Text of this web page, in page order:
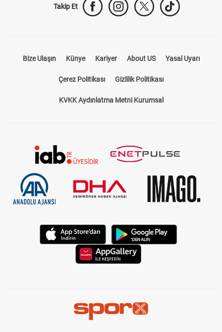
Takip Et
Bize Ulaşın Künye Kariyer About US Yasal Uyarı
Çerez Politikası Gizlilik Politikası
KVKK Aydınlatma Metni Kurumsal